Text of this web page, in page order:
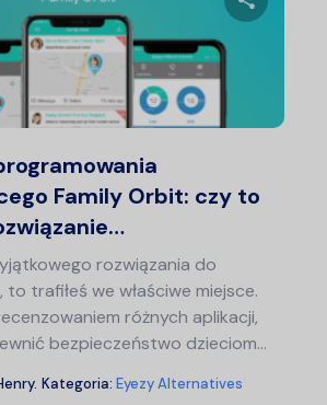
Family Orbit: czy to
rozwiązania do
trafiłeś we właściwe miejsce.
różnych aplikacji,
bezpieczeństwo dzieciom...
. Kategoria: Eyezy Alternatives